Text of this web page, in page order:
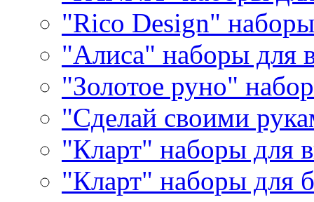
"Rico Design"
"Алиса" наборы для
"Золотое руно"
"Сделай своими
"Кларт" наборы для
"Кларт" наборы для